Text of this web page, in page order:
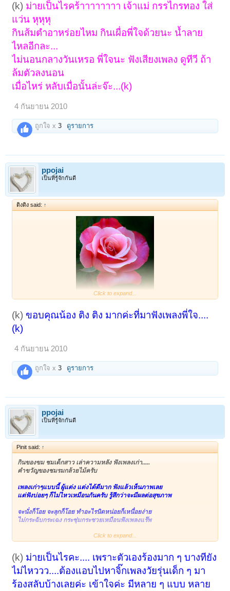
จะอยู่ได้อย่างไรล่ะก็มัวแต่ไปนั่งตำส้มตำ
ปูปลาร้าและก็ผัดใบปอให้เขาอยู่อ่ะก็เลย
ต้องออฟไลน์ไง
ไม่ได้รับปากนะว่าจะอยู่ตัดทั้งวันอ่ะ เพราะว่าสายตาแย่กว่า
เมื่อก่อนมากอยู่หน้าคอมมากๆจะมองไม่เห็นอ่ะขนาดใส่แว่น
แล้วนะ ยากที่คนอย่างรัตน์จะยอมนอนกลางวัน ส่วนมากจะ
ไปเที่ยวซนตามป่าตามสวนอ่ะ รัตน์ก็ว่าน้องทีขี้เมาเหมือน
กันนะ หรือว่าพี่ใจจะเมาเสียเอง คริคริ
(k) ม่ายเป็นไรคร้าาาาาาาา เจ้าแม่ กรรไกรทอง ใส่
แว่น หุหุหุ
กินส้มตำอาหร่อยไหม กินเผื่อพี่ใจด้วยนะ น้ำลาย
ไหลอีกละ...
ไม่นอนกลางวันเหรอ พี่ใจนะ ฟังเสียงเพลง ดูทีวี ถ้า
ล้มตัวลงนอน
เมื่อไหร่ หลับเมื่อนั้นล่ะจ๊ะ...(k)
4 กันยายน 2010
ถูกใจ x3 ดูรายการ
ppojai
เป็นที่รู้จักกันดี
ติงติง said: ↑
Click to expand...
(k)ขอบคุณน้อง ติง ติง มากค่ะที่มาฟังเพลงพี่ใจ....
(k)
4 กันยายน 2010
ถูกใจ x3 ดูรายการ
ppojai
เป็นที่รู้จักกันดี
Pinit said: ↑
กินของขม ชมเด็กสาว เล่าความหลัง ฟังเพลงเก่า.....
คำขวัญของชมรมกล้วยไม้ครับ
เพลงเก่าๆแบบนี้ ผู้แต่ง แต่งได้ดีมาก ฟังแล้วเห็นภาพเลย
แต่ฟังบ่อยๆ ก็ไม่ไหวเหมือนกันครับ รู้สึกว่าจะมีผลต่อสุขภาพ
จะนั่งก็โอย จะลุกก็โอย ทำอะไรนิดหน่อยก็เหนื่อยง่าย
ไม่กระฉับกระเฉง กระชุ่มกระชวยเหมือนฟังเพลงแร๊พ
ว่าแล้วไปฟังเพลงแร๊พของน้องมุขต่อดีก่า(แฟนขี้บ่น)<!--
แซวเล่นนะ อิอิ
Click to expand...
(k) ม่ายเป็นไรคะ.... เพราะตัวเองร้องมาก ๆ บางทียัง
ไม่ไหววว....ต้องแอบไปหาจิ๊กเพลงวัยรุ่นเด็ก ๆ มา
ร้องสลับบ้างเลยค่ะ เข้าใจค่ะ มีหลาย ๆ แบบ หลาย